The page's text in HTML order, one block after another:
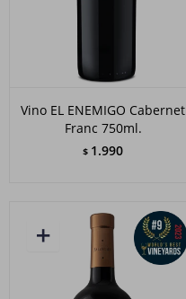
Vino EL ENEMIGO Cabernet
Franc 750ml.
$ 1.990